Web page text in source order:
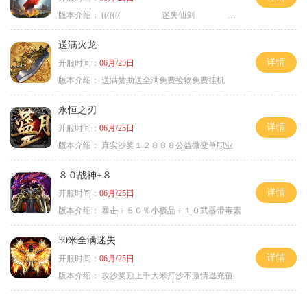
版本介绍： ((((((( 迷失仙剑 )))))
送满火龙
开服时间： 06月/25日
版本介绍： 送满赞助送全满免费捡物免费挂机
详情
永恒之刃
开服时间： 06月/25日
版本介绍： 真实沙奖１２８８８公益微变单职业
详情
８０战神+８
开服时间： 06月/25日
版本介绍： 暴击＋５０％小极品＋１０武器带毒素
详情
30米全满迷失
开服时间： 06月/25日
版本介绍： 攻沙奖励上千大米打沙不激情退充值
详情